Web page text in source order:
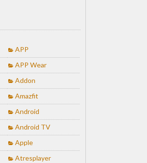
APP
APP Wear
Addon
Amazfit
Android
Android TV
Apple
Atresplayer